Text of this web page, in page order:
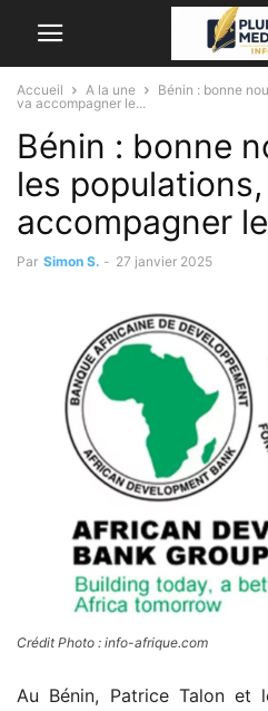
Accueil A la une
Bénin : bonne
va accompagner le...
Bénin : bonne
les
accompagner
Par Simon S. - 27 janvier 2025
Crédit Photo : info-afrique.com
Au Bénin, Patrice Talon et